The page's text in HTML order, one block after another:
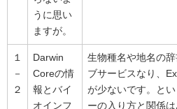
うに思い
ますが。
１
－
２
Darwin
Coreの情
報とバイ
オインフ
生物種名や地名の
ブサービスなり、
が少ないです。と
ーの入り方と関係